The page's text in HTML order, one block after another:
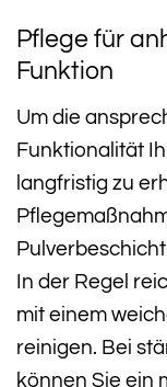
Pflege für
Funktion
Um die
Funktionalität
langfristig zu
In der Regel
mit einem
reinigen. Bei
können Sie ein